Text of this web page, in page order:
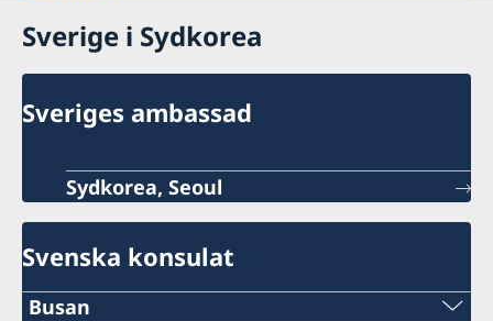
Sverige i Sydkorea
Sveriges ambassad
Sydkorea, Seoul
Svenska konsulat
Busan